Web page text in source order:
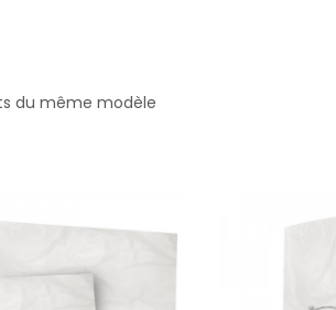
du même modèle